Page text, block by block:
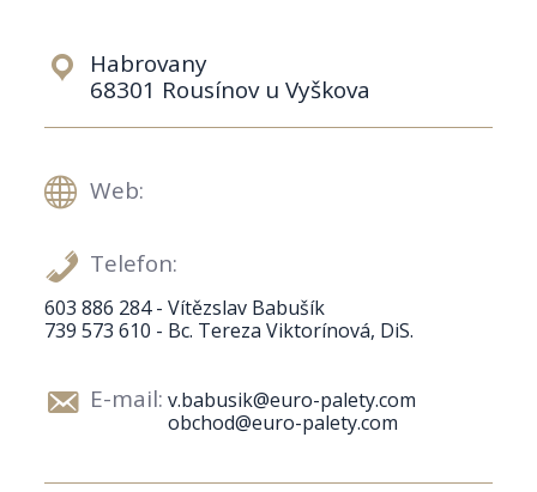
Habrovany
68301 Rousínov u Vyškova
Web:
Telefon:
603 886 284 - Vítězslav Babušík
739 573 610 - Bc. Tereza Viktorínová, DiS.
E-mail: v.babusik@euro-palety.com
obchod@euro-palety.com